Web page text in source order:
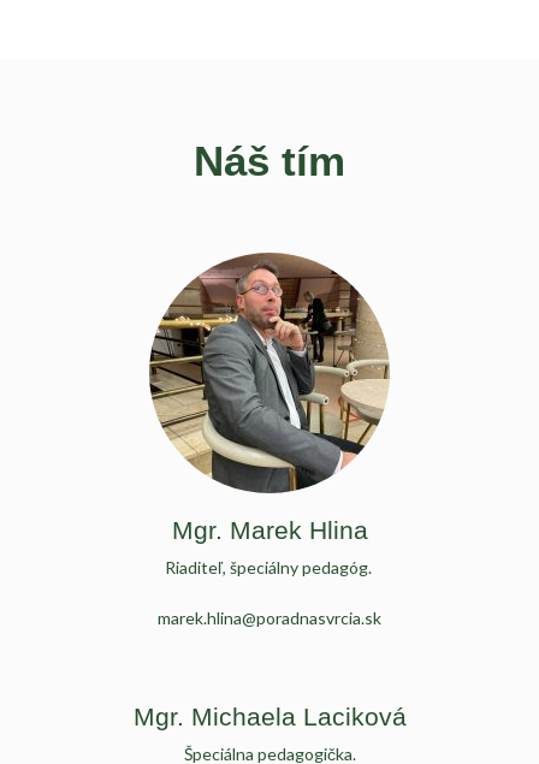
Náš tím
Mgr. Marek Hlina
Riaditeľ, špeciálny pedagóg.
marek.hlina@poradnasvrcia.sk
Mgr. Michaela Laciková
Špeciálna pedagogička.